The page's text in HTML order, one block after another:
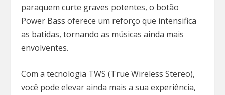
paraquem curte graves potentes, o botão
Power Bass oferece um reforço que intensifica
as batidas, tornando as músicas ainda mais
envolventes.
Com a tecnologia TWS (True Wireless Stereo),
você pode elevar ainda mais a sua experiência,